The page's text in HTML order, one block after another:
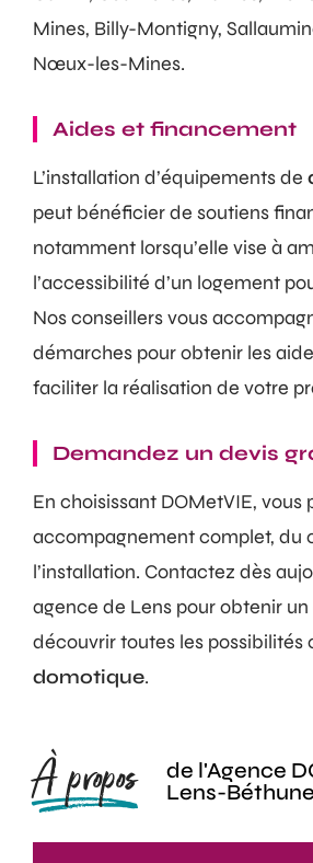
Mines, Billy-Montigny,
Nœux-les-Mines.
Aides et financement
L’installation d’équipements de
peut bénéficier de soutiens
notamment lorsqu’elle vise à
l’accessibilité d’un logement
Nos conseillers vous
démarches pour obtenir les
faciliter la réalisation de votre
Demandez un devis
En choisissant DOMetVIE, vous
accompagnement complet, du
l’installation. Contactez dès
agence de Lens pour obtenir
découvrir toutes les possibilités
domotique.
À propos
de l'Agence
Lens-